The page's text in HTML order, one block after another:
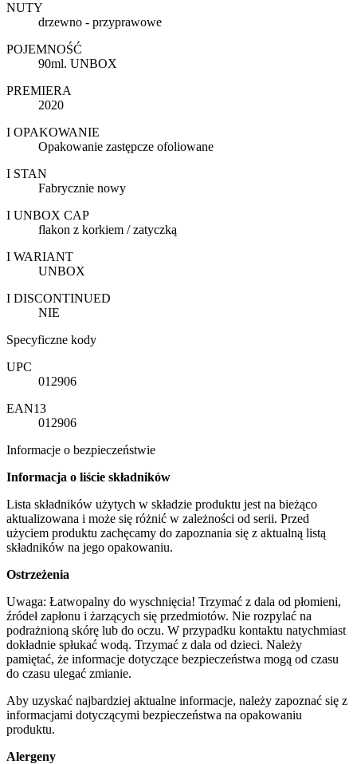
NUTY
drzewno - przyprawowe
POJEMNOŚĆ
90ml. UNBOX
PREMIERA
2020
I OPAKOWANIE
Opakowanie zastępcze ofoliowane
I STAN
Fabrycznie nowy
I UNBOX CAP
flakon z korkiem / zatyczką
I WARIANT
UNBOX
I DISCONTINUED
NIE
Specyficzne kody
UPC
012906
EAN13
012906
Informacje o bezpieczeństwie
Informacja o liście składników
Lista składników użytych w składzie produktu jest na bieżąco
aktualizowana i może się różnić w zależności od serii. Przed
użyciem produktu zachęcamy do zapoznania się z aktualną listą
składników na jego opakowaniu.
Ostrzeżenia
Uwaga: Łatwopalny do wyschnięcia! Trzymać z dala od płomieni,
źródeł zapłonu i żarzących się przedmiotów. Nie rozpylać na
podrażnioną skórę lub do oczu. W przypadku kontaktu natychmiast
dokładnie spłukać wodą. Trzymać z dala od dzieci. Należy
pamiętać, że informacje dotyczące bezpieczeństwa mogą od czasu
do czasu ulegać zmianie.
Aby uzyskać najbardziej aktualne informacje, należy zapoznać się z
informacjami dotyczącymi bezpieczeństwa na opakowaniu
produktu.
Alergeny